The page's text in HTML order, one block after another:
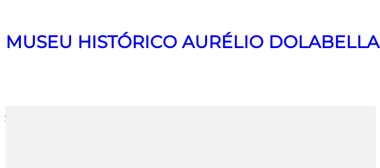
MUSEU HISTÓRICO AURÉLIO DOLABELLA
Search